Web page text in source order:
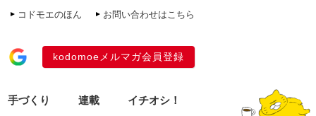
コドモエのほん お問い合わせはこちら
kodomoeメルマガ会員登録
手づくり 連載 イチオシ！